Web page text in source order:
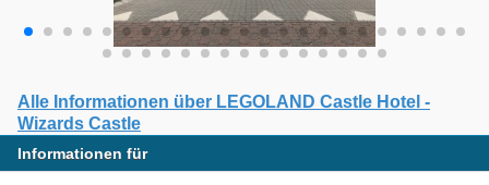
Alle Informationen über LEGOLAND Castle Hotel -
Wizards Castle
Informationen für